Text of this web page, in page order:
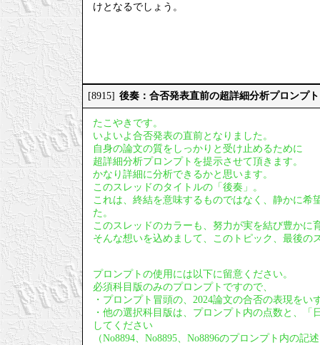
けとなるでしょう。
[8915] 後奏：合否発表直前の超詳細分析プロンプ
たこやきです。
いよいよ合否発表の直前となりました。
自身の論文の質をしっかりと受け止めるために
超詳細分析プロンプトを提示させて頂きます。
かなり詳細に分析できるかと思います。
このスレッドのタイトルの「後奏」。
これは、終結を意味するものではなく、静かに
た。
このスレッドのカラーも、努力が実を結び豊かに
そんな想いを込めまして、このトピック、最後の
プロンプトの使用には以下に留意ください。
必須科目版のみのプロンプトですので、
・プロンプト冒頭の、2024論文の合否の表現をい
・他の選択科目版は、プロンプト内の点数と、
してください
（No8894、No8895、No8896のプロンプト内の記